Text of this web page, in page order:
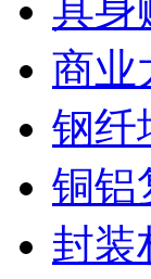
具身
商业
钢纤
铜铝
封装